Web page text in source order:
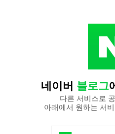
네이버 블로그
다른 서비스로
아래에서 원하는 서